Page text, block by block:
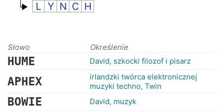
L Y N C H
Słowo Określenie
HUME David, szkocki filozof i pisarz
APHEX
irlandzki twórca elektronicznej
muzyki techno, Twin
BOWIE David, muzyk